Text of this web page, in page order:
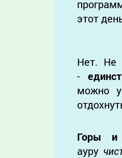
этот
Нет. Не
-
можно
Горы
ауру